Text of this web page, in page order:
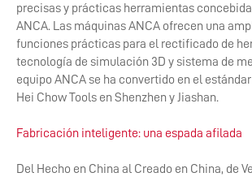
precisas y prácticas herramientas
ANCA. Las máquinas ANCA ofrecen una
funciones prácticas para el rectificado de
tecnología de simulación 3D y sistema de
equipo ANCA se ha convertido en el
Hei Chow Tools en Shenzhen y Jiashan.
Fabricación inteligente: una espada afilada
Del Hecho en China al Creado en China, de